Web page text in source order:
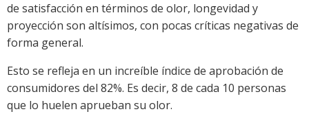
de satisfacción en términos de olor, longevidad y
proyección son altísimos, con pocas críticas negativas de
forma general.
Esto se refleja en un increíble índice de aprobación de
consumidores del 82%. Es decir, 8 de cada 10 personas
que lo huelen aprueban su olor.